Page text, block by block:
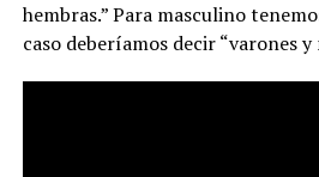
hembras.” Para masculino
caso deberíamos decir “varones y